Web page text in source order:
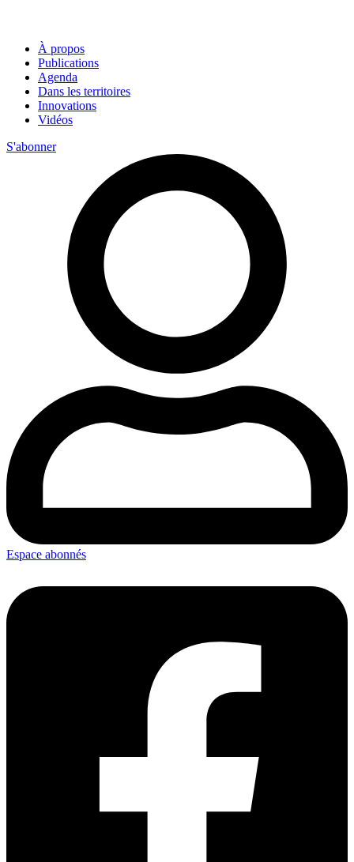
À propos
Publications
Agenda
Dans les territoires
Innovations
Vidéos
S'abonner
Espace abonnés